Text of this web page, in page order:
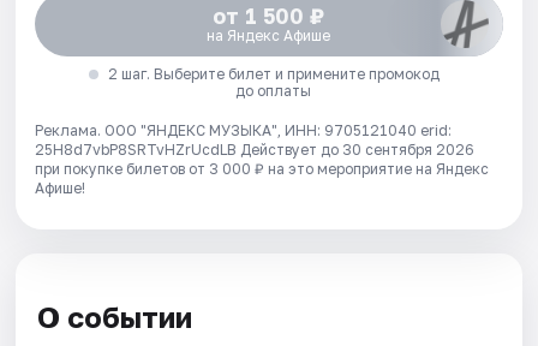
от 1 500 ₽
на Яндекс Афише
2 шаг. Выберите билет и примените промокод
до оплаты
Реклама. ООО "ЯНДЕКС МУЗЫКА", ИНН: 9705121040 erid:
25H8d7vbP8SRTvHZrUcdLB Действует до 30 сентября 2026
при покупке билетов от 3 000 ₽ на это мероприятие на Яндекс
Афише!
О событии